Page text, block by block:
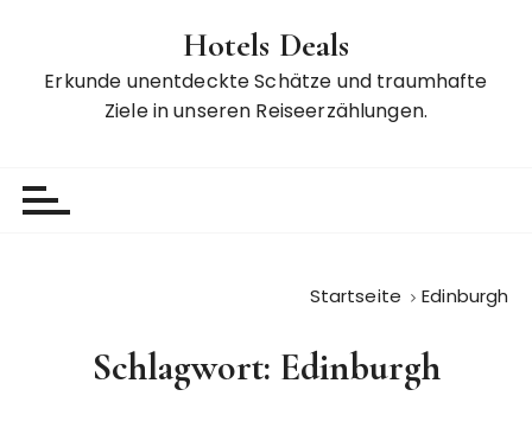
Hotels Deals
Erkunde unentdeckte Schätze und traumhafte
Ziele in unseren Reiseerzählungen.
Startseite Edinburgh
Schlagwort: Edinburgh